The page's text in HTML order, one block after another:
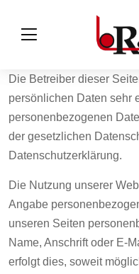
Die Betreiber dieser
persönlichen Daten sehr
personenbezogenen
der gesetzlichen
Datenschutzerklärung.
Die Nutzung unserer
Angabe
unseren Seiten
Name, Anschrift oder E-
erfolgt dies, soweit